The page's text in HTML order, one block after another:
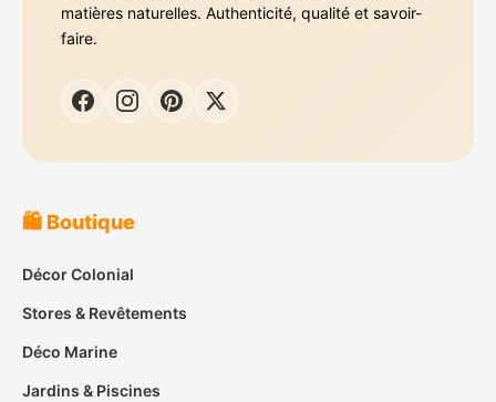
matières naturelles. Authenticité, qualité et savoir-
faire.
🛍️ Boutique
Décor Colonial
Stores & Revêtements
Déco Marine
Jardins & Piscines